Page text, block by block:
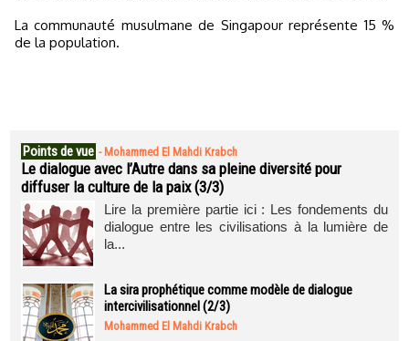
La communauté musulmane de Singapour représente 15 %
de la population.
Points de vue - Mohammed El Mahdi Krabch
Le dialogue avec l’Autre dans sa pleine diversité pour
diffuser la culture de la paix (3/3)
Lire la première partie ici : Les fondements du
dialogue entre les civilisations à la lumière de
la...
La sira prophétique comme modèle de dialogue
intercivilisationnel (2/3)
Mohammed El Mahdi Krabch